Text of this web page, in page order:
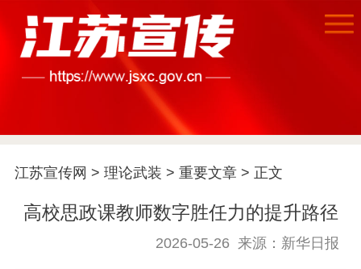
首页
江苏要闻
江苏宣传网 > 理论武装 > 重要文章> 正文
高校思政课教师数字胜任力的提升路径
2026-05-26 来源：新华日报